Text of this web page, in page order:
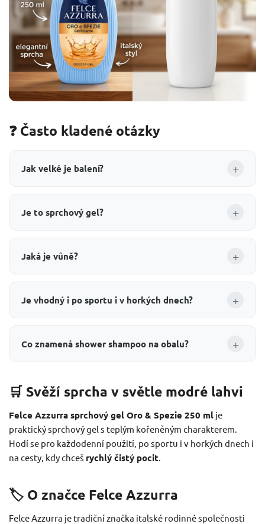
❓ Často kladené otázky
Jak velké je balení? +
Je to sprchový gel? +
Jaká je vůně? +
Je vhodný i po sportu i v horkých dnech? +
Co znamená shower shampoo na obalu? +
🛒 Svěží sprcha v světle modré lahvi
Felce Azzurra sprchový gel Oro & Spezie 250 ml je
praktický sprchový gel s teplým kořeněným charakterem.
Hodí se pro každodenní použití, po sportu i v horkých dnech i
na cesty, kdy chceš rychlý čistý pocit.
🏷️ O značce Felce Azzurra
Felce Azzurra je tradiční značka italské rodinné společnosti